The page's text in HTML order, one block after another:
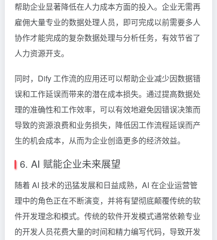
帮助企业显著降低在人力成本方面的投入。企业无需再
雇佣大量专业的数据处理人员，即可完成以前需要多人
协作才能完成的复杂数据处理与分析任务，有效节省了
人力资源开支。
同时，Dify 工作流的应用还可以帮助企业减少因数据错
误和工作延误而带来的潜在成本损失。通过提高数据处
理的准确性和工作效率，可以有效地避免因错误决策而
导致的资源浪费和业务损失，降低因工作流程延误而产
生的机会成本，从而为企业创造更多的经济效益。
6. AI 赋能企业未来展望
随着 AI 技术的迅猛发展和日益成熟，AI 在企业运营管
理中的角色正在不断演变，并将有望彻底颠覆传统的软
件开发理念和模式。传统的软件开发模式通常依赖专业
的开发人员花费大量的时间和精力编写代码，导致开发